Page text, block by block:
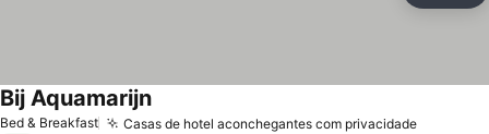
Bed & Breakfast Casas de hotel aconchegantes com privacidade
Bij Aquamarijn